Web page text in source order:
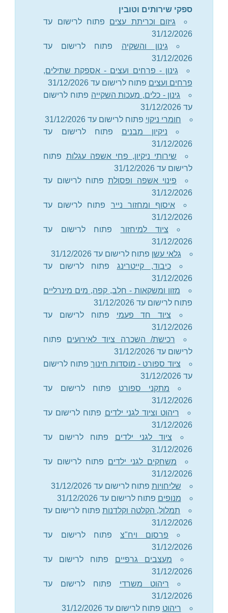
ספקי שירותים וטובין
גיזום וכריתת עצים פתוח לרישום עד
31/12/2026
גינון והשקיה פתוח לרישום עד
31/12/2026
גינון - פרחים ועצים - אספקת שתילים,
פרחים ועצים פתוח לרישום עד 31/12/2026
גינון - כלים, מעכות השקייה פתוח לרישום
עד 31/12/2026
חומרי ניקוי פתוח לרישום עד 31/12/2026
ניקיון מבנים פתוח לרישום עד
31/12/2026
שירותי ניקיון, פחי אשפה עגלות פתוח
לרישום עד 31/12/2026
פינוי אשפה ופסולתפתוח לרישום עד
31/12/2026
איסוף ומחזור נייר פתוח לרישום עד
31/12/2026
ציוד למיחזור פתוח לרישום עד
31/12/2026
גלאי עשן פתוח לרישום עד 31/12/2026
כיבוד, קייטרינג פתוח לרישום עד
31/12/2026
מזון ומשקאות - חלב, קפה, מים מינרליים
פתוח לרישום עד 31/12/2026
ציוד חד פעמי פתוח לרישום עד
31/12/2026
רכישת/ השכרה ציוד לאירועים פתוח
לרישום עד 31/12/2026
ציוד ספורט - מוסדות חינוךפתוח לרישום
עד 31/12/2026
מתקני ספורט פתוח לרישום עד
31/12/2026
ריהוט וציוד לגני ילדים פתוח לרישום עד
31/12/2026
ציוד לגני ילדים פתוח לרישום עד
31/12/2026
משחקים לגני ילדים פתוח לרישום עד
31/12/2026
שליחויות פתוח לרישום עד 31/12/2026
מנופים פתוח לרישום עד 31/12/2026
תמלול, הקלטה וקלדנותפתוח לרישום עד
31/12/2026
פרסום ויח"צ פתוח לרישום עד
31/12/2026
מעצבים גרפיים פתוח לרישום עד
31/12/2026
ריהוט משרדי פתוח לרישום עד
31/12/2026
ריהוט פתוח לרישום עד 31/12/2026